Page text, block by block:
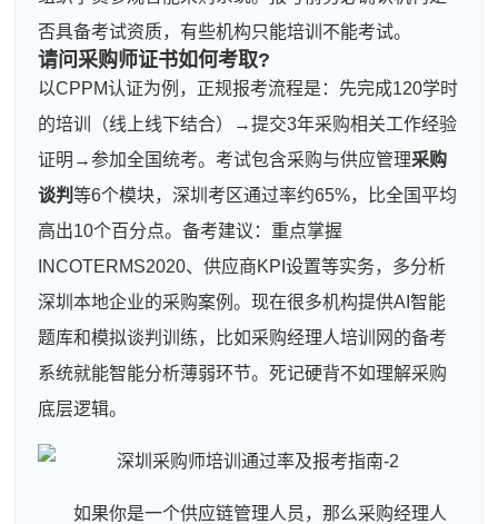
否具备考试资质，有些机构只能培训不能考试。
请问采购师证书如何考取?
以CPPM认证为例，正规报考流程是：先完成120学时
的培训（线上线下结合）→提交3年采购相关工作经验
证明→参加全国统考。考试包含采购与供应管理采购
谈判等6个模块，深圳考区通过率约65%，比全国平均
高出10个百分点。备考建议：重点掌握
INCOTERMS2020、供应商KPI设置等实务，多分析
深圳本地企业的采购案例。现在很多机构提供AI智能
题库和模拟谈判训练，比如采购经理人培训网的备考
系统就能智能分析薄弱环节。死记硬背不如理解采购
底层逻辑。
如果你是一个供应链管理人员，那么采购经理人